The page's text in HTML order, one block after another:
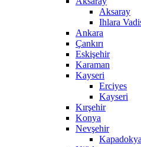
Aksaray
Ihlara
Ankara
Çankırı
Eskişehir
Karaman
Kayseri
Erciyes
Kayseri
Kırşehir
Konya
Nevşehir
Kapadokya